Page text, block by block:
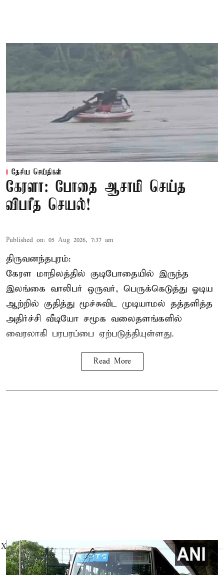
தேசிய செய்திகள்
கேரளா: போதை ஆசாமி செய்த
விபரீத செயல்!
Published on: 05 Aug 2026, 7:37 am
திருவனந்தபுரம்:
கேரள மாநிலத்தில் குடிபோதையில் இருந்த
இலங்கை வாலிபர் ஒருவர், பெருக்கெடுத்து ஓடிய
ஆற்றில் குதித்து மூச்சுவிட முடியாமல் தத்தளித்த
அதிர்ச்சி வீடியோ சமூக வலைதளங்களில்
வைரலாகி பரபரப்பை ஏற்படுத்தியுள்ளது.
Read More
X